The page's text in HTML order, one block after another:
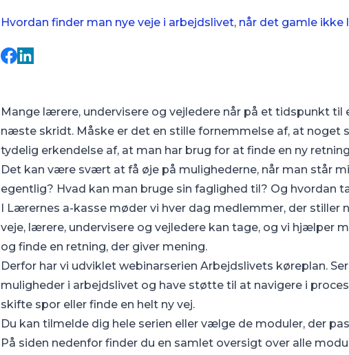
Hvordan finder man nye veje i arbejdslivet, når det gamle
Mange lærere, undervisere og vejledere når på et tidspunkt til
næste skridt. Måske er det en stille fornemmelse af, at noget
tydelig erkendelse af, at man har brug for at finde en ny
Det kan være svært at få øje på mulighederne, når man står
egentlig? Hvad kan man bruge sin faglighed til? Og hvordan
I Lærernes a-kasse møder vi hver dag medlemmer, der stiller
veje, lærere, undervisere og vejledere kan tage, og vi hjælper
og finde en retning, der giver mening.
Derfor har vi udviklet webinarserienArbejdslivets køreplan.
muligheder i arbejdslivet og have støtte til at navigere i
skifte spor eller finde en helt ny vej.
Du kan tilmelde dig hele serien eller vælge de moduler, der
På siden nedenfor finder du en samlet oversigt over alle